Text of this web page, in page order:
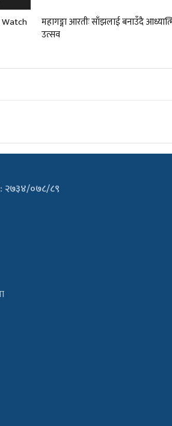
Watch
महागङ्गा आरतीः साँझलाई बनाउँदै
उत्सव
२७३४/०७८/८९